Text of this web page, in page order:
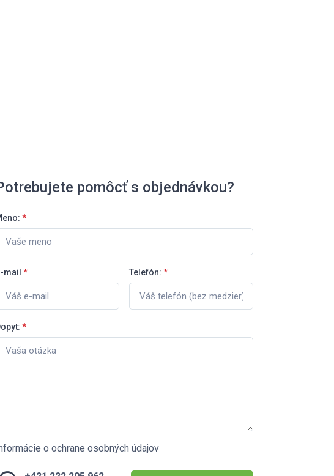
pomôcť s objednávkou?
*
mail * Telefón: *
*
o ochrane osobných údajov